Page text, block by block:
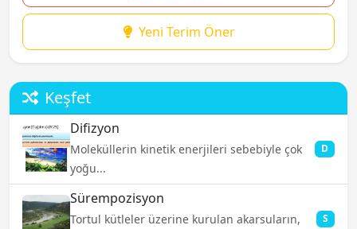
Yeni Terim Öner
Keşfet
Difizyon
Moleküllerin kinetik enerjileri sebebiyle çok
yoğu...
D
Sürempozisyon
Tortul kütleler üzerine kurulan akarsuların,
S